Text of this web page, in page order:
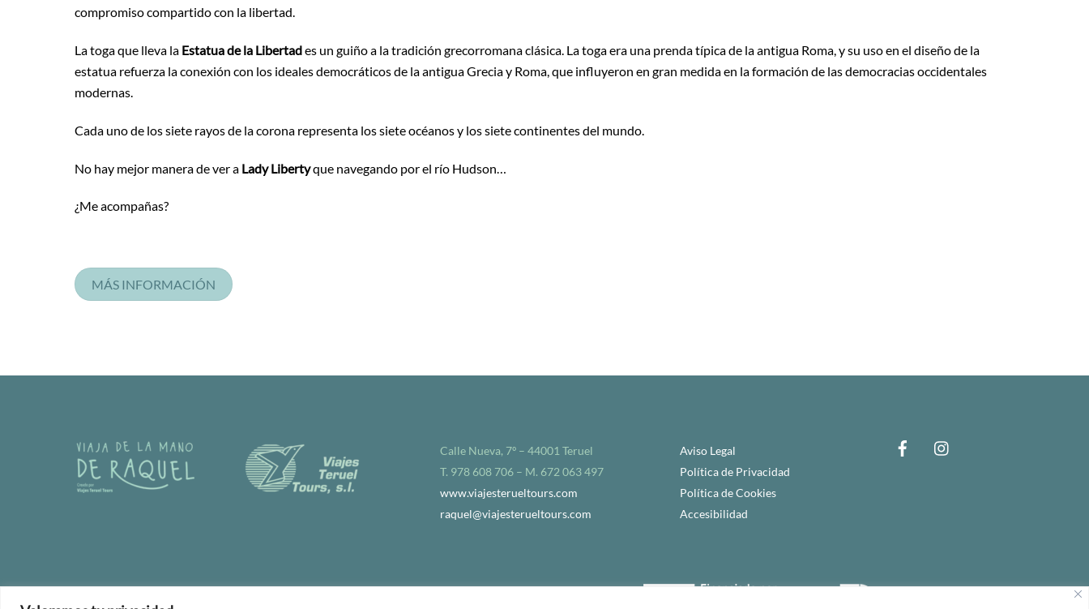
compromiso compartido con la libertad.
La toga que lleva la Estatua de la Libertades un guiño a la tradición grecorromana clásica. La toga era una prenda típica de la antigua Roma, y ​​su uso en el diseño de la
estatua refuerza la conexión con los ideales democráticos de la antigua Grecia y Roma, que influyeron en gran medida en la formación de las democracias occidentales
modernas.
Cada uno de los siete rayos de la corona representa los siete océanos y los siete continentes del mundo.
No hay mejor manera de ver a Lady Libertyque navegando por el río Hudson…
¿Me acompañas?
MÁS INFORMACIÓN
Calle Nueva, 7º – 44001 Teruel
T. 978 608 706 – M. 672 063 497
www.viajesterueltours.com
raquel@viajesterueltours.com
Aviso Legal
Política de Privacidad
Política de Cookies
Accesibilidad